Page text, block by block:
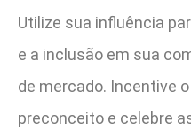
Utilize sua influência
e a inclusão em sua
de mercado. Incentive
preconceito e celebre